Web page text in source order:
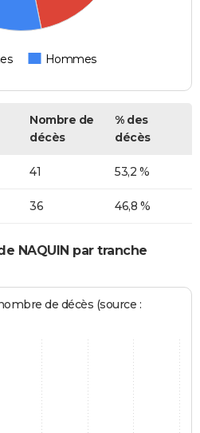
Hommes
Nombre de
décès
% des
décès
41 53,2 %
36 46,8 %
NAQUIN par tranche
de décès (source :